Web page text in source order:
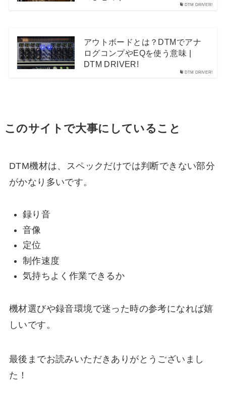
DTM DRIVER!
DTM DRIVER!
アウトボードとは？DTMでアナ
ログコンプやEQを使う意味 |
DTM DRIVER!
このサイトで大事にしていること
DTM機材は、スペックだけでは判断できない部分
がかなり多いです。
録り音
音像
定位
制作速度
気持ちよく作業できるか
機材選びや録音環境で迷った時の参考になれば嬉
しいです。
最後までお読みいただきありがとうございまし
た！